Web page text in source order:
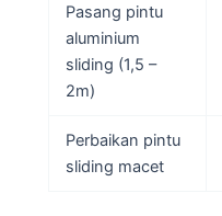
Pasang pintu
aluminium
sliding (1,5 –
2m)
Perbaikan pintu
sliding macet